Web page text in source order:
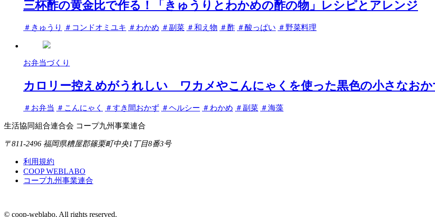
三杯酢の黄金比で作る！「きゅうりとわかめの酢の物」レシピとアレンジ
タ
＃きゅうり ＃コンドオミユキ ＃わかめ ＃副菜 ＃和え物 ＃酢 ＃酸っぱい ＃野菜料理
お弁当づくり
カロリー控えめがうれしい ワカメやこんにゃくを使った黒色の小さなおか
タ
＃お弁当 ＃こんにゃく ＃すき間おかず ＃ヘルシー ＃わかめ ＃副菜 ＃海藻
生活協同組合連合会 コープ九州事業連合
〒811-2496 福岡県糟屋郡篠栗町中央1丁目8番3号
利用規約
COOP WEBLABO
コープ九州事業連合
© coop-weblabo. All rights reserved.